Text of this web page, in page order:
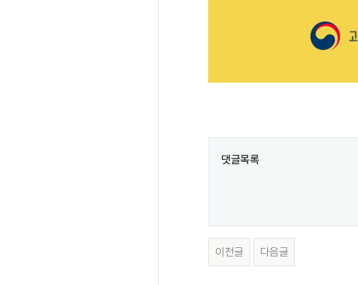
댓글목록
이전글 다음글